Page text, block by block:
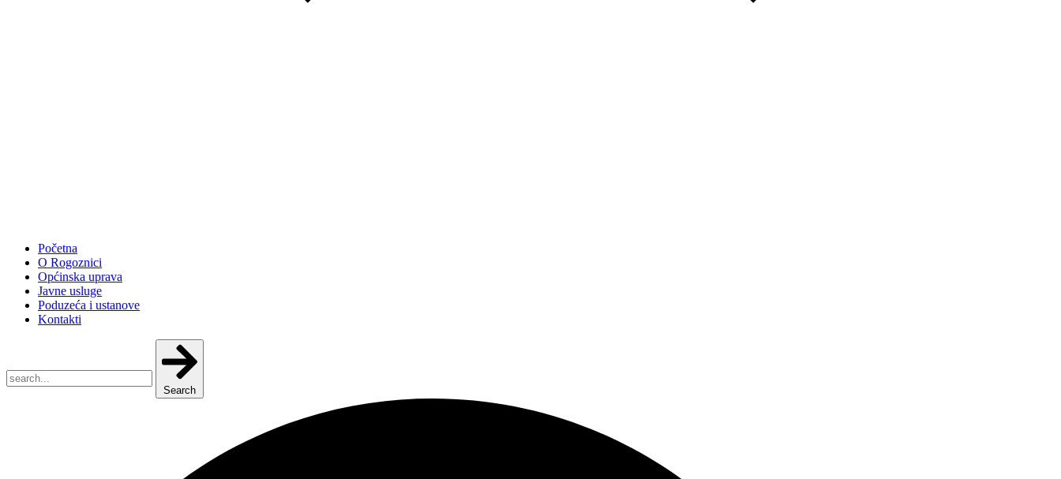
Početna
O Rogoznici
Općinska uprava
Javne usluge
Poduzeća i ustanove
Kontakti
Search